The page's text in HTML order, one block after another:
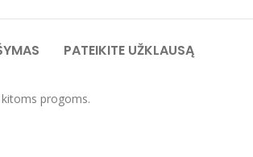
PATEIKITE UŽKLAUSĄ
progoms.